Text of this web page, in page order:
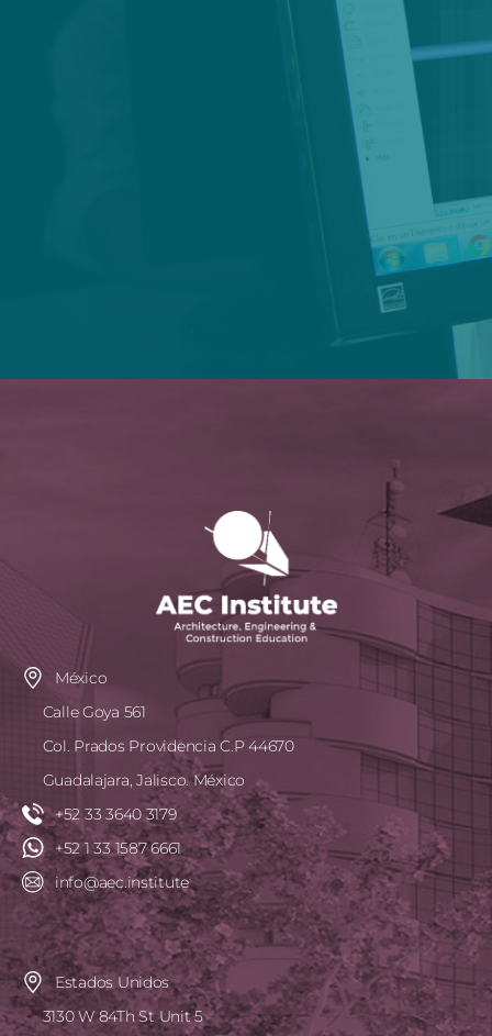
México
Calle Goya 561
Col. Prados Providencia C.P 44670
Guadalajara, Jalisco. México
+52 33 3640 3179
+52 1 33 1587 6661
info@aec.institute
Estados Unidos
3130 W 84Th St Unit 5